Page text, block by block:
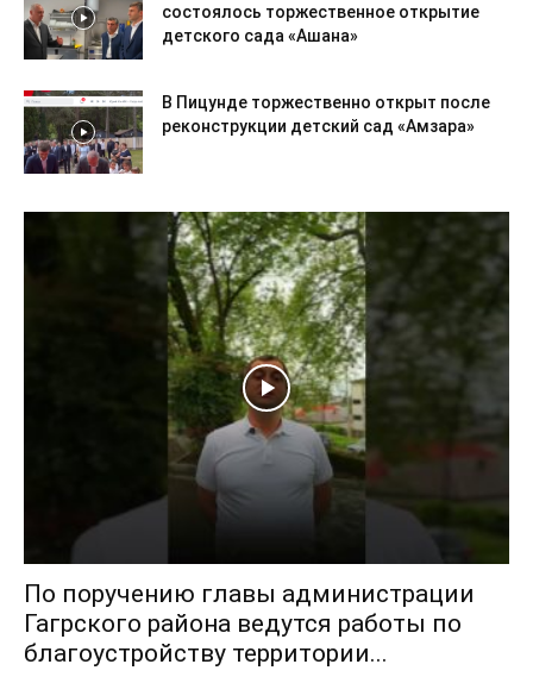
состоялось торжественное открытие
детского сада «Ашана»
В Пицунде торжественно открыт после
реконструкции детский сад «Амзара»
По поручению главы администрации
Гагрского района ведутся работы по
благоустройству территории...